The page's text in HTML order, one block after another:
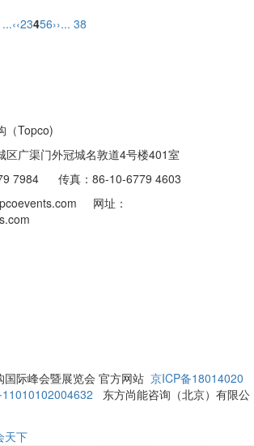
‹‹23456››... 38
（Topco)
区广渠门外冠城名敦道4号楼401室
7984 传真：86-10-6779 4603
网址：
际峰会暨展览会 官方网站 京ICP备18014020
东方尚能咨询（北京）有限公
天下